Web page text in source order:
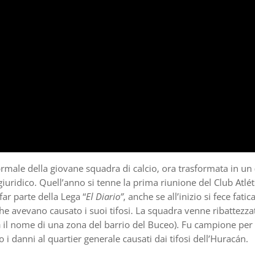
della giovane squadra di calcio, ora trasformata in un
Quell’anno si tenne la prima riunione del Club
parte della Lega “El Diario”, anche se all’inizio si fece
avevano causato i suoi tifosi. La squadra venne
il nome di una zona del barrio del Buceo). Fu campione per
danni al quartier generale causati dai tifosi dell’Huracán.